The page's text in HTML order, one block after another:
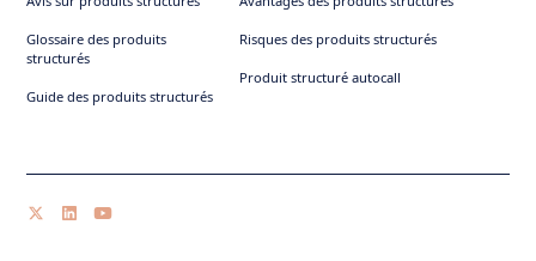
Glossaire des produits
structurés
Guide des produits structurés
Risques des produits structurés
Produit structuré autocall